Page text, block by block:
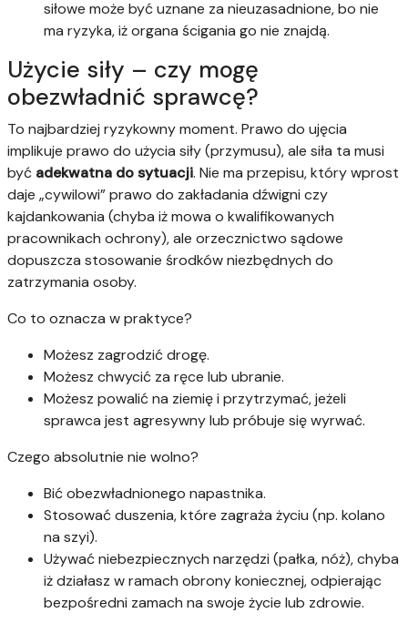
siłowe może być uznane za nieuzasadnione, bo nie
ma ryzyka, iż organa ścigania go nie znajdą.
Użycie siły – czy mogę
obezwładnić sprawcę?
To najbardziej ryzykowny moment. Prawo do ujęcia
implikuje prawo do użycia siły (przymusu), ale siła ta musi
być adekwatna do sytuacji. Nie ma przepisu, który wprost
daje „cywilowi” prawo do zakładania dźwigni czy
kajdankowania (chyba iż mowa o kwalifikowanych
pracownikach ochrony), ale orzecznictwo sądowe
dopuszcza stosowanie środków niezbędnych do
zatrzymania osoby.
Co to oznacza w praktyce?
Możesz zagrodzić drogę.
Możesz chwycić za ręce lub ubranie.
Możesz powalić na ziemię i przytrzymać, jeżeli
sprawca jest agresywny lub próbuje się wyrwać.
Czego absolutnie nie wolno?
Bić obezwładnionego napastnika.
Stosować duszenia, które zagraża życiu (np. kolano
na szyi).
Używać niebezpiecznych narzędzi (pałka, nóż), chyba
iż działasz w ramach obrony koniecznej, odpierając
bezpośredni zamach na swoje życie lub zdrowie.